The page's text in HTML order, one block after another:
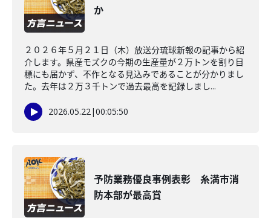
か
２０２６年５月２１日（木）放送分琉球新報の記事から紹
介します。県産モズクの今期の生産量が２万トンを割り目
標にも届かず、不作となる見込みであることが分かりまし
た。去年は２万３千トンで過去最高を記録しまし...
2026.05.22|00:05:50
予防業務優良事例表彰 糸満市消
防本部が最高賞